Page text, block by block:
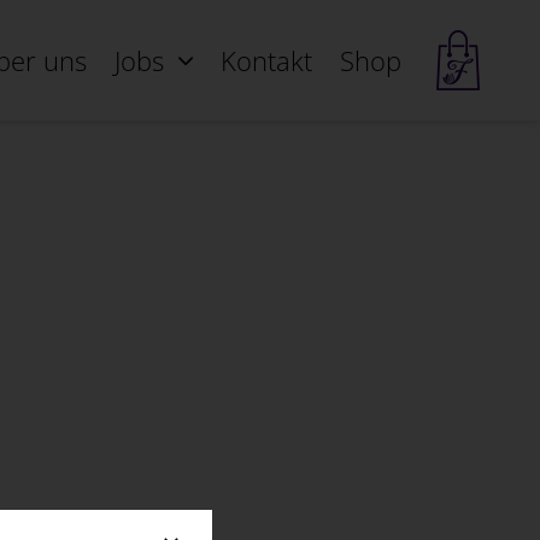
uns Jobs Kontakt Shop